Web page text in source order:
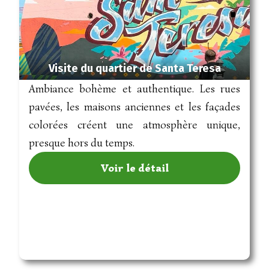
Visite du quartier de Santa Teresa
Ambiance bohème et authentique. Les rues
pavées, les maisons anciennes et les façades
colorées créent une atmosphère unique,
presque hors du temps.
Voir le détail